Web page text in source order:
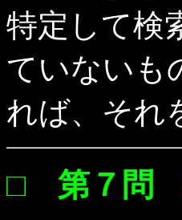
特定して検
ていないも
れば、それ
□ 第７問 (